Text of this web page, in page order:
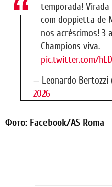
temporada! Virada
com doppietta de
nos acréscimos! 3
Champions viva.
pic.twitter.com/
— Leonardo Bertozzi
2026
Фото: Facebook/AS Roma